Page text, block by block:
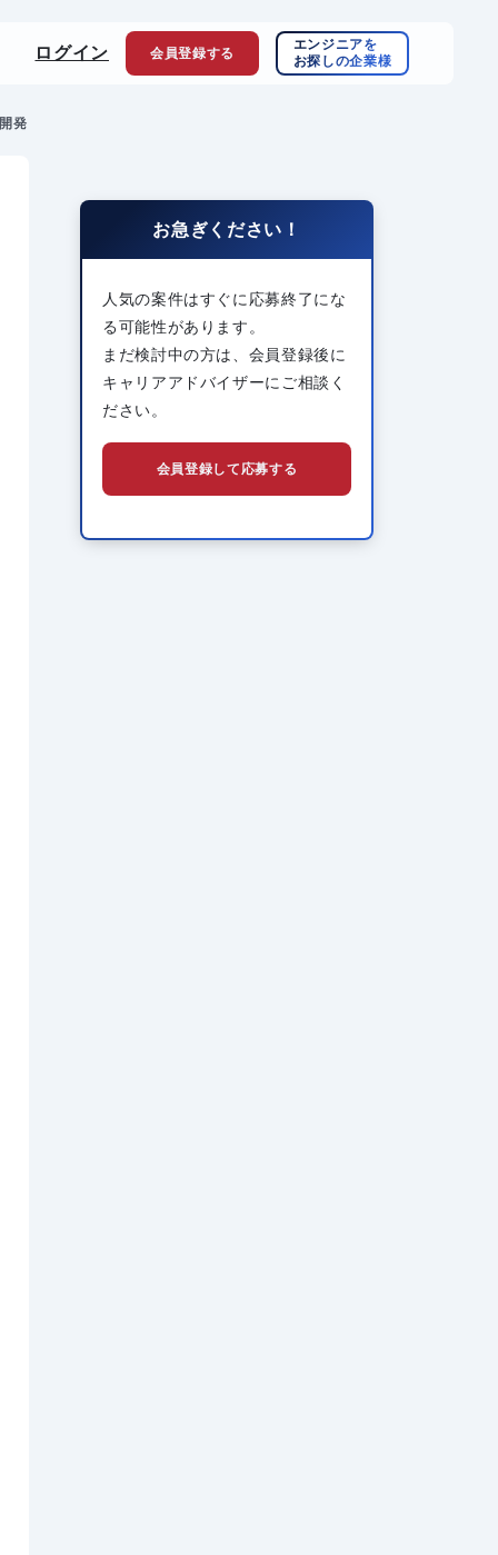
ログイン 会員登録する
エンジニアを
お探しの企業様
発
お急ぎください！
人気の案件はすぐに応募終了にな
る可能性があります。
まだ検討中の方は、会員登録後に
キャリアアドバイザーにご相談く
ださい。
会員登録して応募する